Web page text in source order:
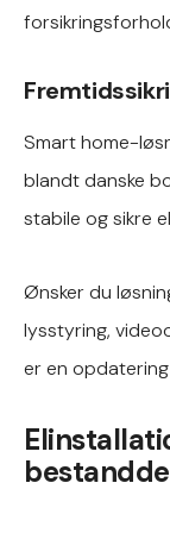
Smart home-
blandt danske
stabile og sikre
Ønsker du
lysstyring,
er en